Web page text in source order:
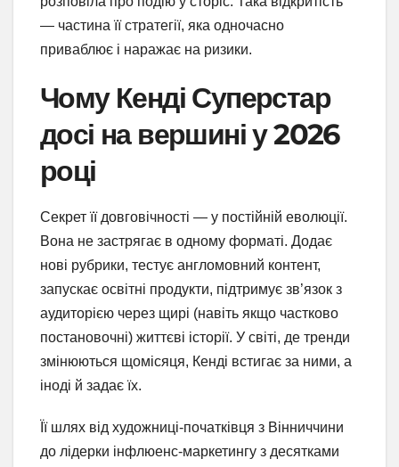
— частина її стратегії, яка одночасно
приваблює і наражає на ризики.
Чому Кенді Суперстар
досі на вершині у 2026
році
Секрет її довговічності — у постійній еволюції.
Вона не застрягає в одному форматі. Додає
нові рубрики, тестує англомовний контент,
запускає освітні продукти, підтримує зв’язок з
аудиторією через щирі (навіть якщо частково
постановочні) життєві історії. У світі, де тренди
змінюються щомісяця, Кенді встигає за ними, а
іноді й задає їх.
Її шлях від художниці-початківця з Вінниччини
до лідерки інфлюенс-маркетингу з десятками